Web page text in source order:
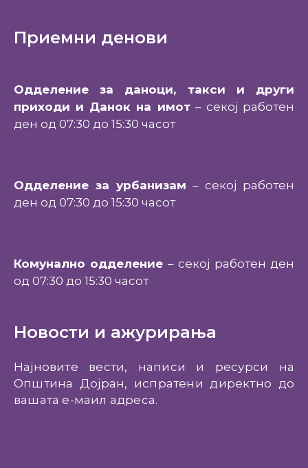
Приемни денови
Одделение за даноци, такси и други
приходи и Данок на имот– секој работен
ден од 07:30 до 15:30 часот
Одделение за урбанизам – секој работен
ден од 07:30 до 15:30 часот
Комунално одделение – секој работен ден
од 07:30 до 15:30 часот
Новости и ажурирања
Најновите вести, написи и ресурси на
Општина Дојран, испратени директно до
вашата е-маил адреса.